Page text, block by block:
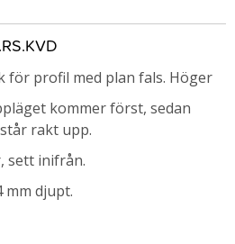
för profil med plan fals. Höger
kommer först, sedan
rakt upp.
sett inifrån.
mm djupt.